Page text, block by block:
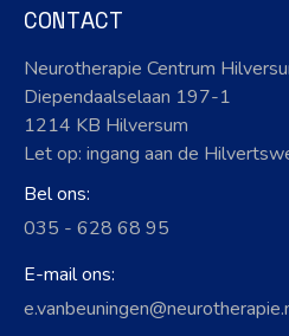
CONTACT
Neurotherapie Centrum
Diependaalselaan 197-1
1214 KB Hilversum
Let op: ingang aan de
Bel ons:
035 - 628 68 95
E-mail ons: